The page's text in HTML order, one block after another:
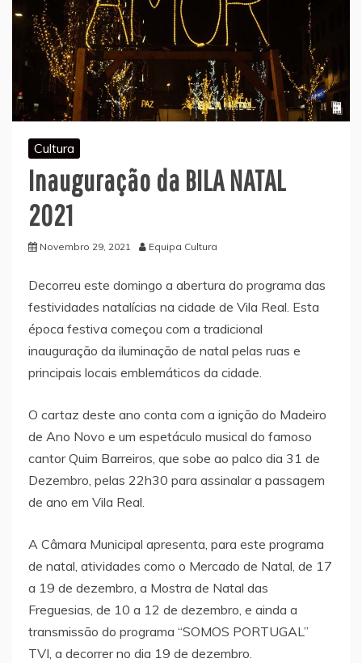
Cultura
Inauguração da BILA NATAL
2021
Novembro 29, 2021 Equipa Cultura
Decorreu este domingo a abertura do programa das
festividades natalícias na cidade de Vila Real. Esta
época festiva começou com a tradicional
inauguração da iluminação de natal pelas ruas e
principais locais emblemáticos da cidade.
O cartaz deste ano conta com a ignição do Madeiro
de Ano Novo e um espetáculo musical do famoso
cantor Quim Barreiros, que sobe ao palco dia 31 de
Dezembro, pelas 22h30 para assinalar a passagem
de ano em Vila Real.
A Câmara Municipal apresenta, para este programa
de natal, atividades como o Mercado de Natal, de 17
a 19 de dezembro, a Mostra de Natal das
Freguesias, de 10 a 12 de dezembro, e ainda a
transmissão do programa “SOMOS PORTUGAL”
TVI, a decorrer no dia 19 de dezembro.